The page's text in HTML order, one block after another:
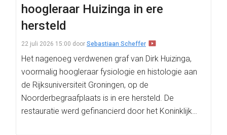
hoogleraar Huizinga in ere
hersteld
22 juli 2026 15:00 door Sebastiaan Scheffer
Het nagenoeg verdwenen graf van Dirk Huizinga,
voormalig hoogleraar fysiologie en histologie aan
de Rijksuniversiteit Groningen, op de
Noorderbegraafplaats is in ere hersteld. De
restauratie werd gefinancierd door het Koninklijk…